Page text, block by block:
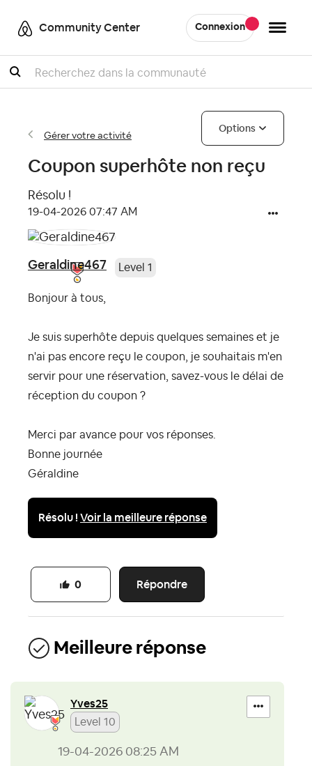
Community Center Connexion
Recherche
Gérer votre activité
Options
Coupon superhôte non reçu
Résolu !
‎19-04-2026 07:47 AM
Geraldine467 Level 1
Bonjour à tous,
Je suis superhôte depuis quelques semaines et je
n'ai pas encore reçu le coupon, je souhaitais m'en
servir pour une réservation, savez-vous le délai de
réception du coupon ?
Merci par avance pour vos réponses.
Bonne journée
Géraldine
Résolu !Voir la meilleure réponse
Répondre
0
Meilleure réponse
Yves25
Level 10
‎19-04-2026 08:25 AM